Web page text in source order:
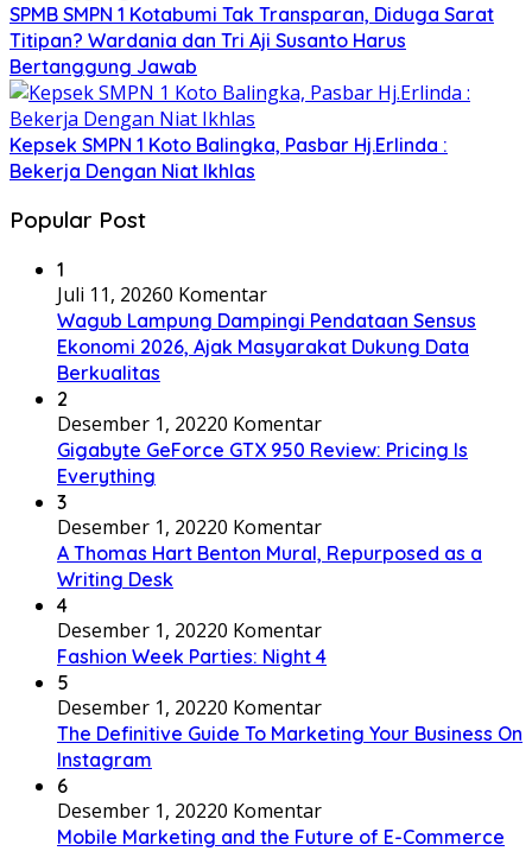
SPMB SMPN 1 Kotabumi Tak Transparan, Diduga Sarat
Titipan? Wardania dan Tri Aji Susanto Harus
Bertanggung Jawab
Kepsek SMPN 1 Koto Balingka, Pasbar Hj.Erlinda :
Bekerja Dengan Niat Ikhlas
Popular Post
1
Juli 11, 20260 Komentar
Wagub Lampung Dampingi Pendataan Sensus
Ekonomi 2026, Ajak Masyarakat Dukung Data
Berkualitas
2
Desember 1, 20220 Komentar
Gigabyte GeForce GTX 950 Review: Pricing Is
Everything
3
Desember 1, 20220 Komentar
A Thomas Hart Benton Mural, Repurposed as a
Writing Desk
4
Desember 1, 20220 Komentar
Fashion Week Parties: Night 4
5
Desember 1, 20220 Komentar
The Definitive Guide To Marketing Your Business On
Instagram
6
Desember 1, 20220 Komentar
Mobile Marketing and the Future of E-Commerce